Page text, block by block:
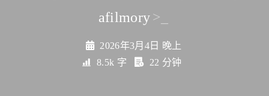
afilmory>_
2026年3月4日 晚上
8.5k 字
22 分钟